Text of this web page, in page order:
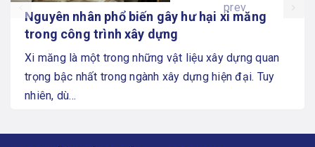
Nguyên nhân phổ biến gây hư hại xi măng
trong công trình xây dựng
Xi măng là một trong những vật liệu xây dựng quan
trọng bậc nhất trong ngành xây dựng hiện đại. Tuy
nhiên, dù...
prev